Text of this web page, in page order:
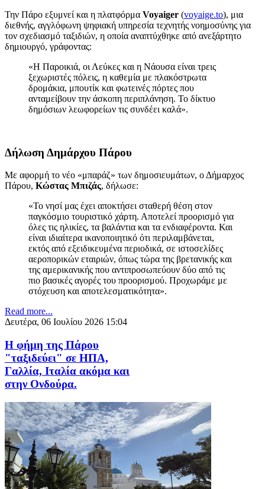
Την Πάρο εξυμνεί και η πλατφόρμα Voyaiger (voyaige.to), μια
διεθνής, αγγλόφωνη ψηφιακή υπηρεσία τεχνητής νοημοσύνης για
τον σχεδιασμό ταξιδιών, η οποία αναπτύχθηκε από ανεξάρτητο
δημιουργό, γράφοντας:
«Η Παροικιά, οι Λεύκες και η Νάουσα είναι τρεις
ξεχωριστές πόλεις, η καθεμία με πλακόστρωτα
δρομάκια, μπουτίκ και φωτεινές πόρτες που
ανταμείβουν την άσκοπη περιπλάνηση. Το δίκτυο
δημόσιων λεωφορείων τις συνδέει καλά».
Δήλωση Δημάρχου Πάρου
Με αφορμή το νέο «μπαράζ» των δημοσιευμάτων, ο Δήμαρχος
Πάρου, Κώστας Μπιζάς, δήλωσε:
«Το νησί μας έχει αποκτήσει σταθερή θέση στον
παγκόσμιο τουριστικό χάρτη. Αποτελεί προορισμό για
όλες τις ηλικίες, τα βαλάντια και τα ενδιαφέροντα. Και
είναι ιδιαίτερα ικανοποιητικό ότι περιλαμβάνεται,
εκτός από εξειδικευμένα περιοδικά, σε ιστοσελίδες
αεροπορικών εταιριών, όπως τώρα της βρετανικής και
της αμερικανικής που αντιπροσωπεύουν δύο από τις
πιο βασικές αγορές του προορισμού. Προχωράμε με
στόχευση και αποτελεσματικότητα».
Read more...
Δευτέρα, 06 Ιουλίου 2026 15:04
Η φήμη της Πάρου
"ταξιδεύει" σε ΗΠΑ,
Γαλλία, Ιταλία ακόμα και
στην Ονδούρα.